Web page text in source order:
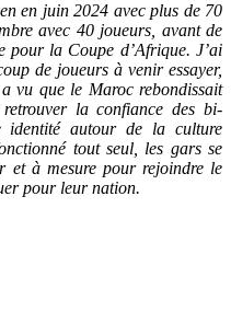
en juin 2024 avec plus de 70
avec 40 joueurs, avant de
pour la Coupe d’Afrique. J’ai
de joueurs à venir essayer,
vu que le Maroc rebondissait
la confiance des bi-
identité autour de la culture
tout seul, les gars se
et à mesure pour rejoindre le
pour leur nation.